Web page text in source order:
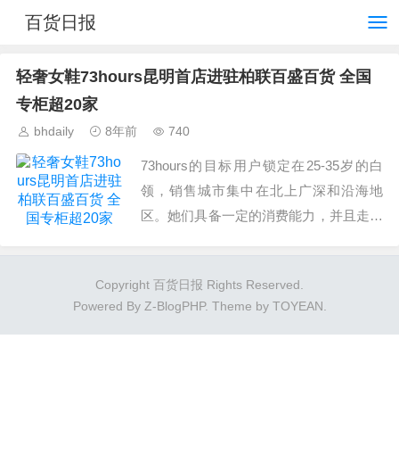
百货日报
轻奢女鞋73hours昆明首店进驻柏联百盛百货 全国
专柜超20家
bhdaily 8年前 740
73hours的目标用户锁定在25-35岁的白
领，销售城市集中在北上广深和沿海地
区。她们具备一定的消费能力，并且走过
Copyright 百货日报 Rights Reserved.
Powered By Z-BlogPHP. Theme by TOYEAN